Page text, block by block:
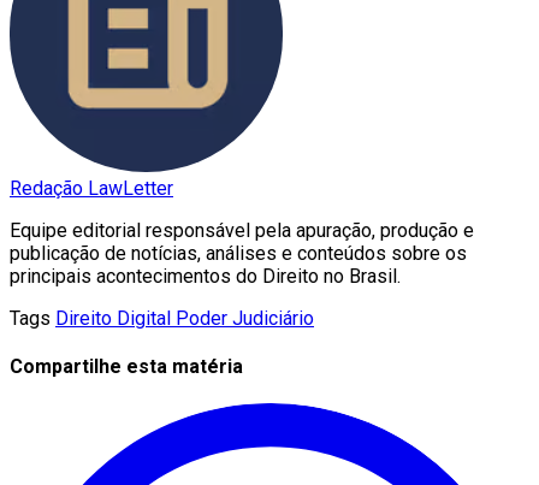
Redação LawLetter
Equipe editorial responsável pela apuração, produção e
publicação de notícias, análises e conteúdos sobre os
principais acontecimentos do Direito no Brasil.
Tags Direito Digital Poder Judiciário
Compartilhe esta matéria